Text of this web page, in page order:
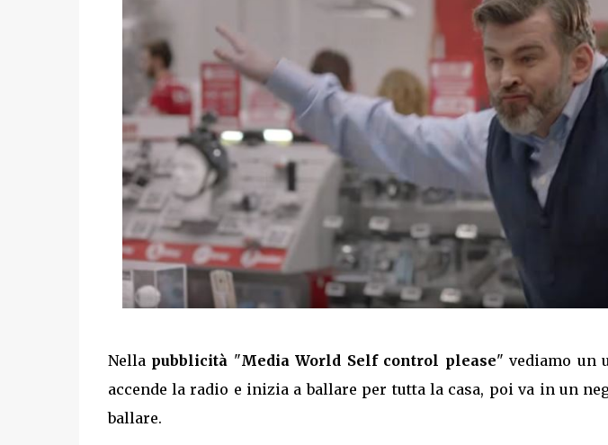
Nella pubblicità "Media World Self control please" vediamo un
accende la radio e inizia a ballare per tutta la casa, poi va in un
ballare.